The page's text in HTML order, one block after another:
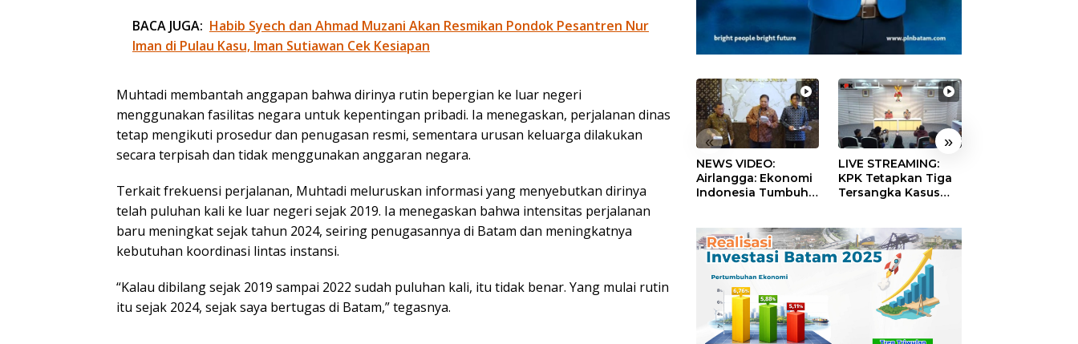
BACA JUGA: Habib Syech dan Ahmad Muzani Akan Resmikan Pondok Pesantren Nur
Iman di Pulau Kasu, Iman Sutiawan Cek Kesiapan
Muhtadi membantah anggapan bahwa dirinya rutin bepergian ke luar negeri
menggunakan fasilitas negara untuk kepentingan pribadi. Ia menegaskan, perjalanan dinas
tetap mengikuti prosedur dan penugasan resmi, sementara urusan keluarga dilakukan
secara terpisah dan tidak menggunakan anggaran negara.
Terkait frekuensi perjalanan, Muhtadi meluruskan informasi yang menyebutkan dirinya
telah puluhan kali ke luar negeri sejak 2019. Ia menegaskan bahwa intensitas perjalanan
baru meningkat sejak tahun 2024, seiring penugasannya di Batam dan meningkatnya
kebutuhan koordinasi lintas instansi.
“Kalau dibilang sejak 2019 sampai 2022 sudah puluhan kali, itu tidak benar. Yang mulai rutin
itu sejak 2024, sejak saya bertugas di Batam,” tegasnya.
« »
NEWS VIDEO:
Airlangga: Ekonomi
Indonesia Tumbuh
LIVE STREAMING:
KPK Tetapkan Tiga
Tersangka Kasus
Pertamina